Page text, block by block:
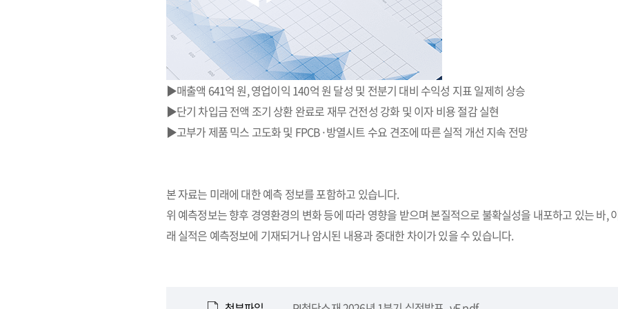
▶매출액 641억 원, 영업이익 140억 원 달성 및 전분기 대비 수익성 지표 일제히 상승
▶단기 차입금 전액 조기 상환 완료로 재무 건전성 강화 및 이자 비용 절감 실현
▶고부가 제품 믹스 고도화 및 FPCB·방열시트 수요 견조에 따른 실적 개선 지속 전망
본 자료는 미래에 대한 예측 정보를 포함하고 있습니다.
위 예측정보는 향후 경영환경의 변화 등에 따라 영향을 받으며 본질적으로 불확실성을 내포하고 있는 바,
래 실적은 예측정보에 기재되거나 암시된 내용과 중대한 차이가 있을 수 있습니다.